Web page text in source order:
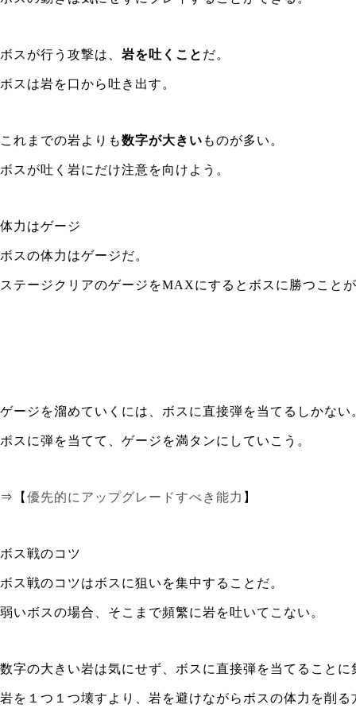
ボスが行う攻撃は、 岩を吐くこと だ。
ボスは岩を口から吐き出す。
これまでの岩よりも数字が大きい ものが多い。
ボスが吐く岩にだけ注意を向けよう。
体力はゲージ
ボスの体力はゲージだ。
ステージクリアのゲージをMAXにするとボスに勝つことが
ゲージを溜めていくには、ボスに直接弾を当てるしかない
ボスに弾を当てて、ゲージを満タンにしていこう。
⇒【 優先的にアップグレードすべき能力 】
ボス戦のコツ
ボス戦のコツはボスに狙いを集中することだ。
弱いボスの場合、そこまで頻繁に岩を吐いてこない。
数字の大きい岩は気にせず、ボスに直接弾を当てることに
岩を１つ１つ壊すより、岩を避けながらボスの体力を削る